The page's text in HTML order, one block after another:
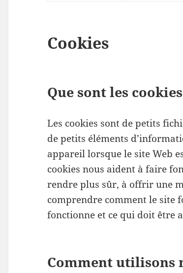
Cookies
Que sont les
Les cookies sont de petits
de petits éléments
appareil lorsque le site Web
cookies nous aident à faire
rendre plus sûr, à offrir une
comprendre comment le site
fonctionne et ce qui doit être
Comment utilisons